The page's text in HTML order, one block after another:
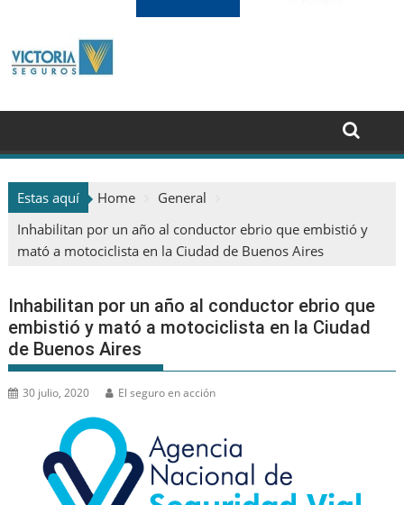
Estas aquí Home
General
Inhabilitan por un año al conductor ebrio que embistió y
mató a motociclista en la Ciudad de Buenos Aires
Inhabilitan por un año al conductor ebrio que
embistió y mató a motociclista en la Ciudad
de Buenos Aires
30 julio, 2020 El seguro en acción